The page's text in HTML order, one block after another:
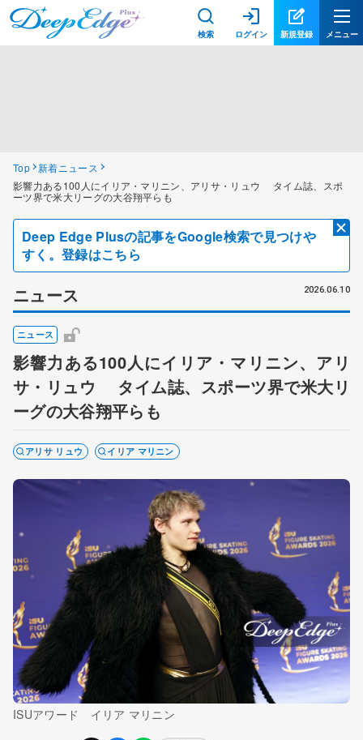
検索 ログイン 新規登録 メニュー
Top 新着ニュース
影響力ある100人にイリア・マリニン、アリサ・リュウ タイム誌、スポ
ーツ界で米大リーグの大谷翔平らも
Deep Edge Plusの記事をGoogle検索で見つけや
すく。登録はこちら
ニュース 2026.06.10
ニュース
影響力ある100人にイリア・マリニン、アリ
サ・リュウ タイム誌、スポーツ界で米大リ
ーグの大谷翔平らも
アリサ リュウ イリア マリニン
ISUアワード イリア マリニン